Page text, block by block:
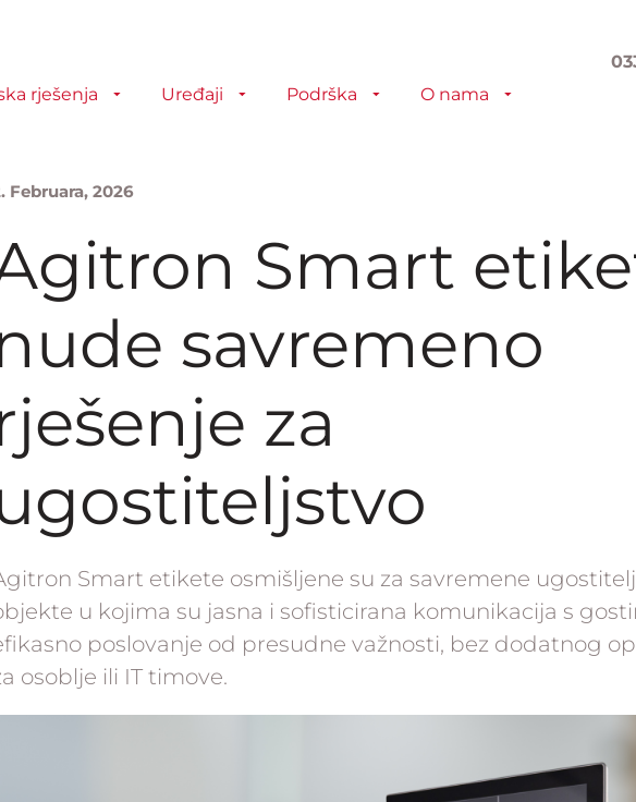
rješenja Uređaji Podrška O nama
Februara, 2026
Smart
savremeno
za
Smart etikete osmišljene su za savremene
u kojima su jasna i sofisticirana komunikacija s
poslovanje od presudne važnosti, bez dodatnog
osoblje ili IT timove.